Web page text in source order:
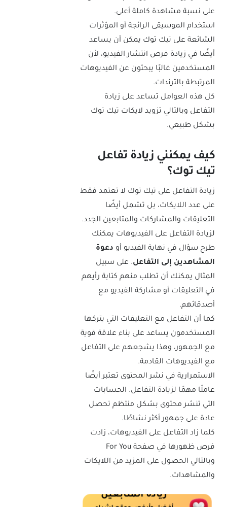
على نسبة مشاهدة كاملة أعلى.
استخدام الموسيقى الرائجة أو المؤثرات
الشائعة على تيك توك يمكن أن يساعد
أيضًا في زيادة فرص انتشار الفيديو، لأن
المستخدمين غالبًا يبحثون عن الفيديوهات
المرتبطة بالترندات.
كل هذه العوامل تساعد على زيادة
التفاعل وبالتالي تزويد لايكات تيك توك
بشكل طبيعي.
كيف يمكنني زيادة تفاعل
تيك توك؟
زيادة التفاعل على تيك توك لا تعتمد فقط
على عدد اللايكات، بل تشمل أيضًا
التعليقات والمشاركات والمتابعين الجدد.
لزيادة التفاعل على الفيديوهات يمكنك
طرح سؤال في نهاية الفيديو أو دعوة
المشاهدين إلى التفاعل. على سبيل
المثال يمكنك أن تطلب منهم كتابة رأيهم
في التعليقات أو مشاركة الفيديو مع
أصدقائهم.
كما أن التفاعل مع التعليقات التي يتركها
المستخدمون يساعد على بناء علاقة قوية
مع الجمهور، وهذا يشجعهم على التفاعل
مع الفيديوهات القادمة.
الاستمرارية في نشر المحتوى تعتبر أيضًا
عاملًا مهمًا لزيادة التفاعل. الحسابات
التي تنشر محتوى بشكل منتظم تحصل
عادة على جمهور أكثر نشاطًا.
كلما زاد التفاعل على الفيديوهات، زادت
فرص ظهورها في صفحة For You
وبالتالي الحصول على المزيد من اللايكات
والمشاهدات.
زيادة المتابعين